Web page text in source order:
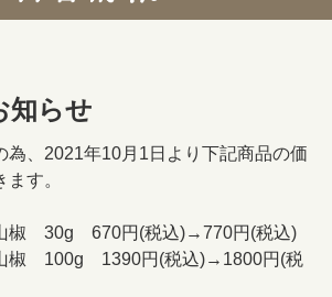
知らせ
為、2021年10月1日より下記商品の価
す。
椒 30g 670円(税込)→770円(税込)
椒 100g 1390円(税込)→1800円(税